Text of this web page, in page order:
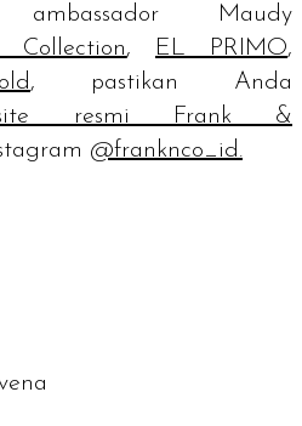
Maudy
Collection, EL PRIMO,
, pastikan Anda
resmi Frank &
@franknco_id.